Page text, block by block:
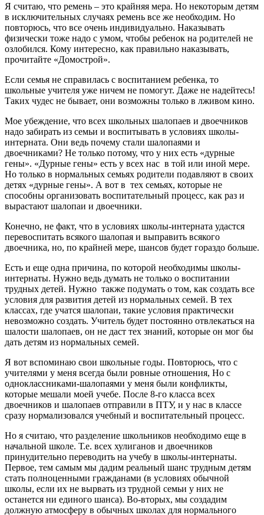
Я считаю, что ремень – это крайняя мера. Но некоторым детям
в исключительных случаях ремень все же необходим. Но
повторюсь, что все очень индивидуально. Наказывать
физически тоже надо с умом, чтобы ребенок на родителей не
озлобился. Кому интересно, как правильно наказывать,
прочитайте «Домострой».
Если семья не справилась с воспитанием ребенка, то
школьные учителя уже ничем не помогут. Даже не надейтесь!
Таких чудес не бывает, они возможны только в лживом кино.
Мое убеждение, что всех школьных шалопаев и двоечников
надо забирать из семьи и воспитывать в условиях школы-
интерната. Они ведь почему стали шалопаями и
двоечниками? Не только потому, что у них есть «дурные
гены». «Дурные гены» есть у всех нас в той или иной мере.
Но только в нормальных семьях родители подавляют в своих
детях «дурные гены». А вот в тех семьях, которые не
способны организовать воспитательный процесс, как раз и
вырастают шалопаи и двоечники.
Конечно, не факт, что в условиях школы-интерната удастся
перевоспитать всякого шалопая и выправить всякого
двоечника, но, по крайней мере, шансов будет гораздо больше.
Есть и еще одна причина, по которой необходимы школы-
интернаты. Нужно ведь думать не только о воспитании
трудных детей. Нужно также подумать о том, как создать все
условия для развития детей из нормальных семей. В тех
классах, где учатся шалопаи, такие условия практически
невозможно создать. Учитель будет постоянно отвлекаться на
шалости шалопаев, он не даст тех знаний, которые он мог бы
дать детям из нормальных семей.
Я вот вспоминаю свои школьные годы. Повторюсь, что с
учителями у меня всегда были ровные отношения, Но с
одноклассниками-шалопаями у меня были конфликты,
которые мешали моей учебе. После 8-го класса всех
двоечников и шалопаев отправили в ПТУ, и у нас в классе
сразу нормализовался учебный и воспитательный процесс.
Но я считаю, что разделение школьников необходимо еще в
начальной школе. Т.е. всех хулиганов и двоечников
принудительно переводить на учебу в школы-интернаты.
Первое, тем самым мы дадим реальный шанс трудным детям
стать полноценными гражданами (в условиях обычной
школы, если их не вырвать из трудной семьи у них не
останется ни единого шанса). Во-вторых, мы создадим
должную атмосферу в обычных школах для нормального